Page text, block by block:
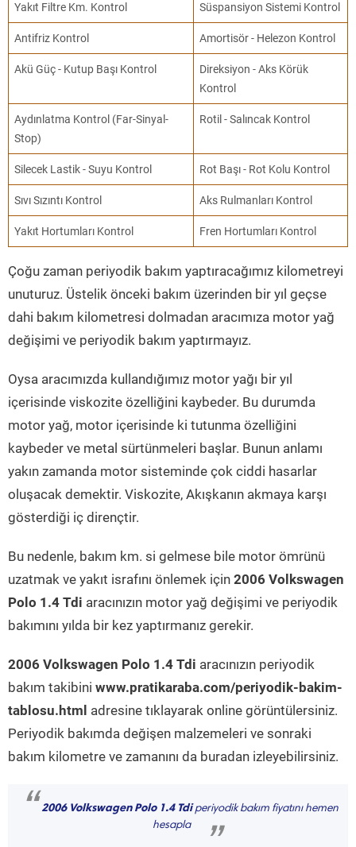
Yakıt Filtre Km. Kontrol Süspansiyon Sistemi Kontrol
Antifriz Kontrol Amortisör - Helezon Kontrol
Akü Güç - Kutup Başı Kontrol
Direksiyon - Aks Körük
Kontrol
Aydınlatma Kontrol (Far-Sinyal-
Stop)
Rotil - Salıncak Kontrol
Silecek Lastik - Suyu Kontrol Rot Başı - Rot Kolu Kontrol
Sıvı Sızıntı Kontrol Aks Rulmanları Kontrol
Yakıt Hortumları Kontrol Fren Hortumları Kontrol
Çoğu zaman periyodik bakım yaptıracağımız kilometreyi
unuturuz. Üstelik önceki bakım üzerinden bir yıl geçse
dahi bakım kilometresi dolmadan aracımıza motor yağ
değişimi ve periyodik bakım yaptırmayız.
Oysa aracımızda kullandığımız motor yağı bir yıl
içerisinde viskozite özelliğini kaybeder. Bu durumda
motor yağ, motor içerisinde ki tutunma özelliğini
kaybeder ve metal sürtünmeleri başlar. Bunun anlamı
yakın zamanda motor sisteminde çok ciddi hasarlar
oluşacak demektir. Viskozite, Akışkanın akmaya karşı
gösterdiği iç dirençtir.
Bu nedenle, bakım km. si gelmese bile motor ömrünü
uzatmak ve yakıt israfını önlemek için 2006 Volkswagen
Polo 1.4 Tdi aracınızın motor yağ değişimi ve periyodik
bakımını yılda bir kez yaptırmanız gerekir.
2006 Volkswagen Polo 1.4 Tdi aracınızın periyodik
bakım takibini www.pratikaraba.com/periyodik-bakim-
tablosu.html adresine tıklayarak online görüntülersiniz.
Periyodik bakımda değişen malzemeleri ve sonraki
bakım kilometre ve zamanını da buradan izleyebilirsiniz.
“ 2006 Volkswagen Polo 1.4 Tdiperiyodik bakım fiyatını hemen
hesapla